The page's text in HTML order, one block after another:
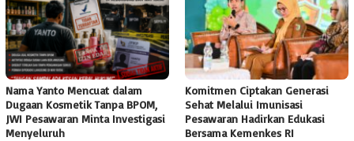
Nama Yanto Mencuat dalam
Dugaan Kosmetik Tanpa BPOM,
JWI Pesawaran Minta Investigasi
Menyeluruh
Komitmen Ciptakan Generasi
Sehat Melalui Imunisasi
Pesawaran Hadirkan Edukasi
Bersama Kemenkes RI